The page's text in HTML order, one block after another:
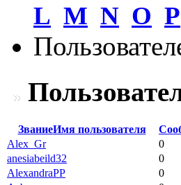
L M N O P
ЗваниеИмя пользователя
Alex_Gr
0
anesiabeild32
0
AlexandraPP
0